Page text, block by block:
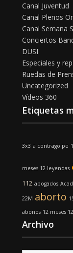
Canal Juventud
Canal Plenos
Canal Semana
Conciertos
DUSI
Especiales y
Ruedas de
Uncategorized
Vídeos 360
Etiquetas
3x3 a contragolpe
meses 12 leyendas
112 abogados
22M aborto
abonos 12 meses
Archivo